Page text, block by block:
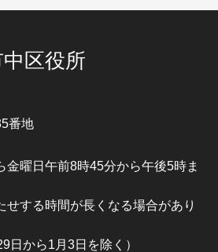
区役所
番地
金曜日午前8時45分から午後5時ま
する時間が長くなる場合があり
日から1月3日を除く）